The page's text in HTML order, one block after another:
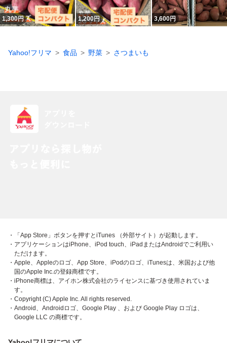
1,300円 1,200円 3,600円
Yahoo!フリマ 食品 野菜 さつまいも
・「App Store」ボタンを押すとiTunes （外部サイト）が起動します。
・アプリケーションはiPhone、iPod touch、iPadまたはAndroidでご利用い
ただけます。
・Apple、Appleのロゴ、App Store、iPodのロゴ、iTunesは、米国および他
国のApple Inc.の登録商標です。
・iPhone商標は、アイホン株式会社のライセンスに基づき使用されていま
す。
・Copyright (C) Apple Inc. All rights reserved.
・Android、Androidロゴ、Google Play 、および Google Play ロゴは、
Google LLC の商標です。